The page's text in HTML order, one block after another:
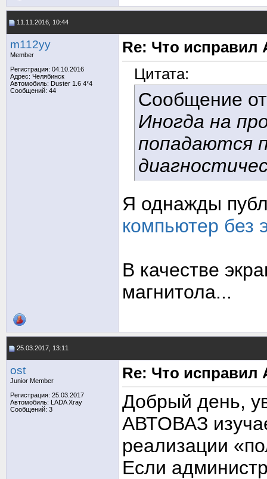
11.11.2016, 10:44
m112yy
Member
Регистрация: 04.10.2016
Адрес: Челябинск
Автомобиль: Duster 1.6 4*4
Сообщений: 44
Re: Что исправил
Цитата:
Сообщение
Иногда на
попадаются
Я однажды
компьютер без
В качестве
магнитола...
25.03.2017, 13:11
ost
Junior Member
Регистрация: 25.03.2017
Автомобиль: LADA Xray
Сообщений: 3
Re: Что исправил
Добрый день,
АВТОВАЗ
реализации
Если